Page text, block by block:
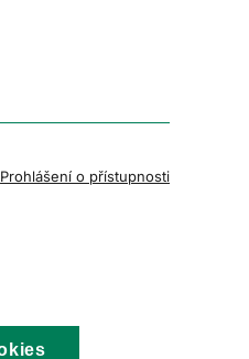
Prohlášení o přístupnosti